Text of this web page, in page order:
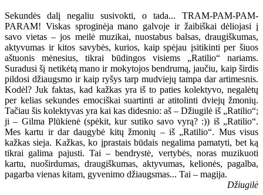
Sekundės dalį negaliu susivokti, o tada... TRAM-PAM-PAM-
PARAM! Viskas sproginėja mano galvoje ir žaibiškai dėliojasi į
savo vietas – jos meilė muzikai, nuostabus balsas, draugiškumas,
aktyvumas ir kitos savybės, kurios, kaip spėjau įsitikinti per šiuos
aštuonis mėnesius, tikrai būdingos visiems „Ratilio“ nariams.
Suradusi šį netikėtą mano ir mokytojos bendrumą, jaučiu, kaip širdis
pildosi džiaugsmo ir kaip ryšys tarp mudviejų tampa dar artimesnis.
Kodėl? Juk faktas, kad kažkas yra iš to paties kolektyvo, negalėtų
per kelias sekundes emociškai suartinti ar atitolinti dviejų žmonių.
Tačiau šis kolektyvas yra kai kas didesnio: aš – Džiugilė iš „Ratilio“;
ji – Gilma Plūkienė (spėkit, kur sutiko savo vyrą? :)) iš „Ratilio“.
Mes kartu ir dar daugybė kitų žmonių – iš „Ratilio“. Mus visus
kažkas sieja. Kažkas, ko įprastais būdais negalima pamatyti, bet ką
tikrai galima pajusti. Tai – bendrystė, vertybės, noras muzikuoti
kartu, nuoširdumas, draugiškumas, aktyvumas, kelionės, pagalba,
pagarba vienas kitam, gyvenimo džiaugsmas... Tai – magija.
Džiugilė